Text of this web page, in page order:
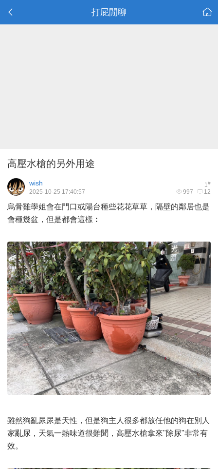
打屁閒聊
高壓水槍的另外用途
1#
wish
997 12
2025-10-25 17:40:57
烏骨雞學姐會在門口或陽台種些花花草草，隔壁的鄰居也是
會種幾盆，但是都會這樣︰
雖然狗亂尿尿是天性，但是狗主人很多都放任他的狗在別人
家亂尿，天氣一熱味道很難聞，高壓水槍拿來"除尿"非常有
效。